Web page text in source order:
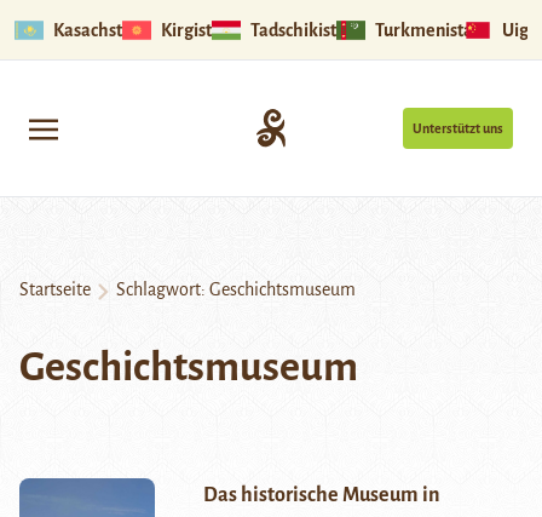
Kasachstan Kirgistan Tadschikistan Turkmenistan
Unterstützt uns
Startseite Schlagwort: Geschichtsmuseum
Geschichtsmuseum
Das historische Museum in